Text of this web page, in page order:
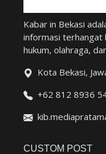
Kabar in Bekasi
informasi terhangat
hukum, olahraga,
Kota Bekasi,
+62 812 8936
CUSTOM POST